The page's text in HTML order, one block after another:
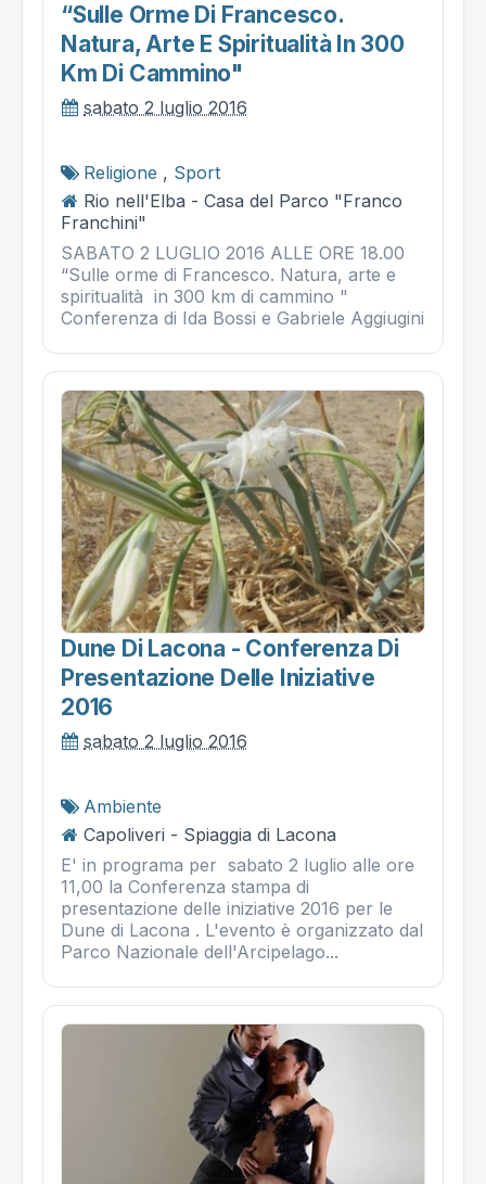
“sulle Orme Di Francesco.
Natura, Arte E Spiritualità In 300
Km Di Cammino"
sabato 2 luglio 2016
Religione , Sport
Rio nell'Elba - Casa del Parco "Franco
Franchini"
SABATO 2 LUGLIO 2016 ALLE ORE 18.00
“Sulle orme di Francesco. Natura, arte e
spiritualità in 300 km di cammino "
Conferenza di Ida Bossi e Gabriele Aggiugini
Dune Di Lacona - Conferenza Di
Presentazione Delle Iniziative
2016
sabato 2 luglio 2016
Ambiente
Capoliveri - Spiaggia di Lacona
E' in programa per sabato 2 luglio alle ore
11,00 la Conferenza stampa di
presentazione delle iniziative 2016 per le
Dune di Lacona . L'evento è organizzato dal
Parco Nazionale dell'Arcipelago...